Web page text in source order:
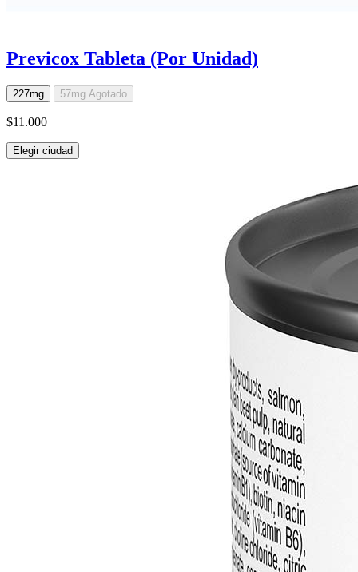
Previcox Tableta (Por Unidad)
227mg 57mg Agotado
$11.000
Elegir ciudad